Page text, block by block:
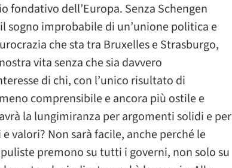
fondativo dell’Europa. Senza Schengen
improbabile di un’unione politica e
che sta tra Bruxelles e Strasburgo,
vita senza che sia davvero
di chi, con l’unico risultato di
comprensibile e ancora più ostile e
la lungimiranza per argomenti solidi e per
valori? Non sarà facile, anche perché le
premono su tutti i governi, non solo su